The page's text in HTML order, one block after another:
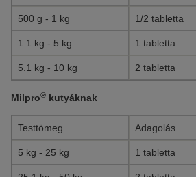
500 g - 1 kg 1/2 tabletta
1.1 kg - 5 kg 1 tabletta
5.1 kg - 10 kg 2 tabletta
Milpro® kutyáknak
Testtömeg Adagolás
5 kg - 25 kg 1 tabletta